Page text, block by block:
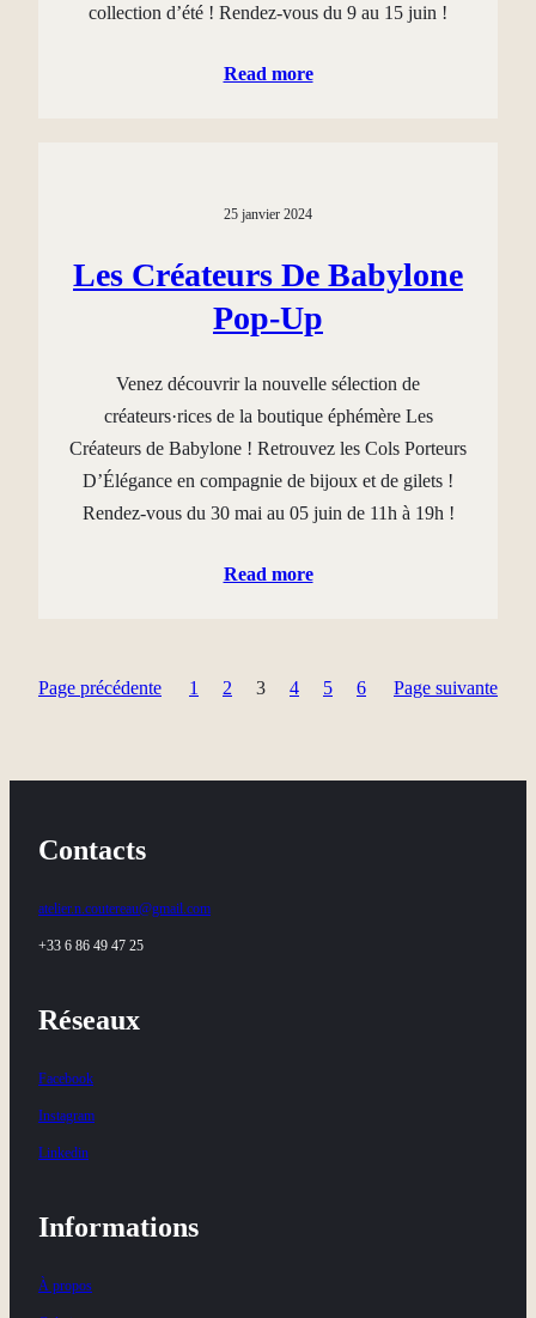
collection d’été ! Rendez-vous du 9 au 15 juin !
Read more
25 janvier 2024
Les Créateurs De Babylone
Pop-Up
Venez découvrir la nouvelle sélection de
créateurs·rices de la boutique éphémère Les
Créateurs de Babylone ! Retrouvez les Cols Porteurs
D’Élégance en compagnie de bijoux et de gilets !
Rendez-vous du 30 mai au 05 juin de 11h à 19h !
Read more
Page précédente 1 2 3 4 5 6 Page suivante
Contacts
atelier.n.coutereau@gmail.com
+33 6 86 49 47 25
Réseaux
Facebook
Instagram
Linkedin
Informations
À propos